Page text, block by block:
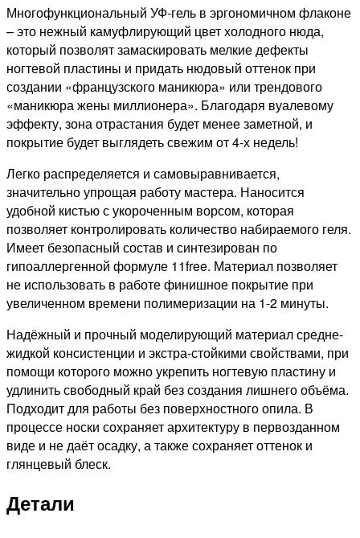
нюд»),
15мл
(флакон)
№5415
Многофункциональный УФ-гель в эргономичном флаконе
– это нежный камуфлирующий цвет холодного нюда,
который позволят замаскировать мелкие дефекты
ногтевой пластины и придать нюдовый оттенок при
создании «французского маникюра» или трендового
«маникюра жены миллионера». Благодаря вуалевому
эффекту, зона отрастания будет менее заметной, и
покрытие будет выглядеть свежим от 4-х недель!
Легко распределяется и самовыравнивается,
значительно упрощая работу мастера. Наносится
удобной кистью с укороченным ворсом, которая
позволяет контролировать количество набираемого геля.
Имеет безопасный состав и синтезирован по
гипоаллергенной формуле 11free. Материал позволяет
не использовать в работе финишное покрытие при
увеличенном времени полимеризации на 1-2 минуты.
Надёжный и прочный моделирующий материал средне-
жидкой консистенции и экстра-стойкими свойствами, при
помощи которого можно укрепить ногтевую пластину и
удлинить свободный край без создания лишнего объёма.
Подходит для работы без поверхностного опила. В
процессе носки сохраняет архитектуру в первозданном
виде и не даёт осадку, а также сохраняет оттенок и
глянцевый блеск.
Детали